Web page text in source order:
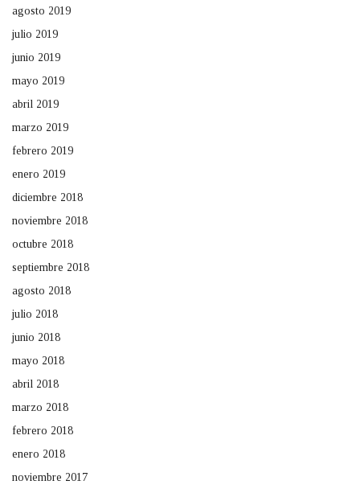
agosto 2019
julio 2019
junio 2019
mayo 2019
abril 2019
marzo 2019
febrero 2019
enero 2019
diciembre 2018
noviembre 2018
octubre 2018
septiembre 2018
agosto 2018
julio 2018
junio 2018
mayo 2018
abril 2018
marzo 2018
febrero 2018
enero 2018
noviembre 2017